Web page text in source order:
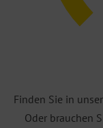
Finden Sie in
Oder brauchen